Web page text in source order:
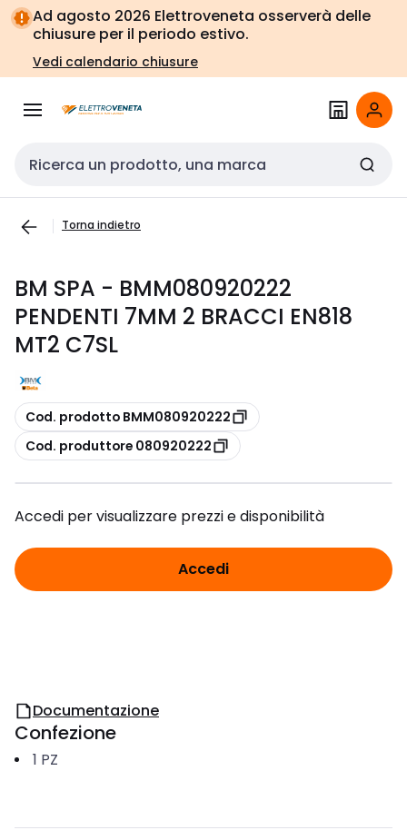
Vai alla
navigazione
Vai
alla
pagina
Ad agosto 2026 Elettroveneta osserverà delle
chiusure per il periodo estivo.
Vedi calendario chiusure
Cerca input
Torna indietro
BM SPA - BMM080920222
PENDENTI 7MM 2 BRACCI EN818
MT2 C7SL
copia
Cod. prodotto BMM080920222
copia
Cod. produttore 080920222
Accedi per visualizzare prezzi e disponibilità
Accedi
Documentazione
Confezione
1 PZ